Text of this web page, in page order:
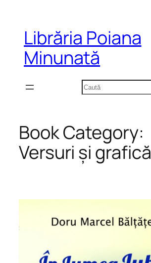
conținutLibrăria Poiana
Minunată
Caută
Book Category:
Versuri și grafică